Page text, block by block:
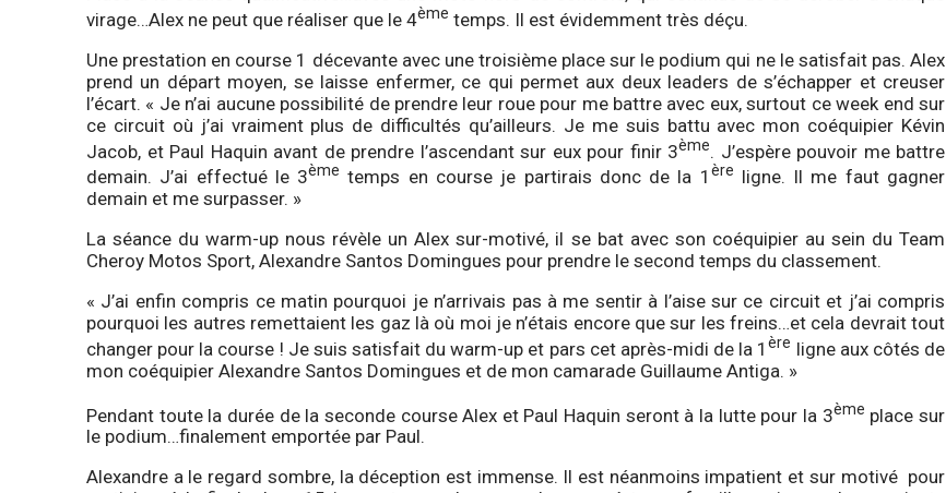
virage…Alex ne peut que réaliser que le 4ème temps. Il est évidemment très déçu.
Une prestation en course 1 décevante avec une troisième place sur le podium qui ne le satisfait pas. Alex
prend un départ moyen, se laisse enfermer, ce qui permet aux deux leaders de s’échapper et creuser
l’écart. « Je n’ai aucune possibilité de prendre leur roue pour me battre avec eux, surtout ce week end sur
ce circuit où j’ai vraiment plus de difficultés qu’ailleurs. Je me suis battu avec mon coéquipier Kévin
Jacob, et Paul Haquin avant de prendre l’ascendant sur eux pour finir 3ème. J’espère pouvoir me battre
demain. J’ai effectué le 3ème temps en course je partirais donc de la 1 ère ligne. Il me faut gagner
demain et me surpasser. »
La séance du warm-up nous révèle un Alex sur-motivé, il se bat avec son coéquipier au sein du Team
Cheroy Motos Sport, Alexandre Santos Domingues pour prendre le second temps du classement.
« J’ai enfin compris ce matin pourquoi je n’arrivais pas à me sentir à l’aise sur ce circuit et j’ai compris
pourquoi les autres remettaient les gaz là où moi je n’étais encore que sur les freins…et cela devrait tout
changer pour la course ! Je suis satisfait du warm-up et pars cet après-midi de la 1ère ligne aux côtés de
mon coéquipier Alexandre Santos Domingues et de mon camarade Guillaume Antiga. »
Pendant toute la durée de la seconde course Alex et Paul Haquin seront à la lutte pour la 3ème place sur
le podium…finalement emportée par Paul.
Alexandre a le regard sombre, la déception est immense. Il est néanmoins impatient et sur motivé pour